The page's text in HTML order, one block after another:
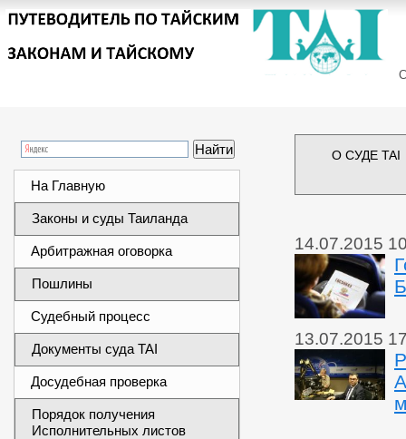
На Главную
Законы и суды Таиланда
Арбитражная оговорка
Пошлины
Судебный процесс
Документы суда TAI
Досудебная проверка
Порядок получения
Исполнительных листов
О СУДЕ TAI
14.07.2015
13.07.2015